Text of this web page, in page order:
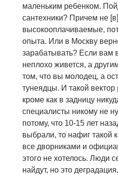
маленьким ребенком.
сантехники? Причем не
высокооплачиваемые,
опыта. Или в Москву
зарабатывать? Если вам
неплохо живется, а
том, что вы молодец, а
тунеядцы. И такой вектор
кроме как в задницу
специалисты никому не
потому, что 10-15 лет
выбрали, то нафиг такой
все дворниками и
этого не хотелось. Люди
найдут, но это